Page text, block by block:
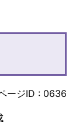
ージID : 0636